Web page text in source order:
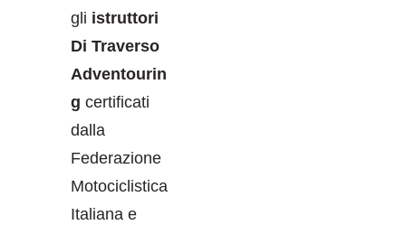
gli istruttori
Di Traverso
Adventourin
g certificati
dalla
Federazione
Motociclistica
Italiana e